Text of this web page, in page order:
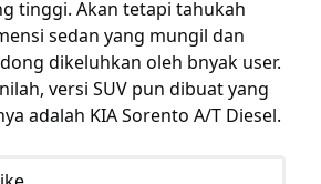
tinggi. Akan tetapi tahukah
sedan yang mungil dan
dikeluhkan oleh bnyak user.
versi SUV pun dibuat yang
adalah KIA Sorento A/T Diesel.